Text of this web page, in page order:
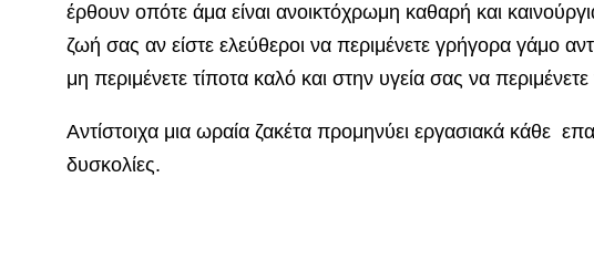
έρθουν οπότε άμα είναι ανοικτόχρωμη καθαρή και
ζωή σας αν είστε ελεύθεροι να περιμένετε γρήγορα γάμο
μη περιμένετε τίποτα καλό και στην υγεία σας να
Αντίστοιχα μια ωραία ζακέτα προμηνύει εργασιακά κάθε
δυσκολίες.